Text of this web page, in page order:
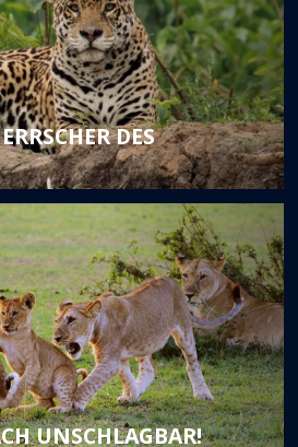
DES
UNSCHLAGBAR!